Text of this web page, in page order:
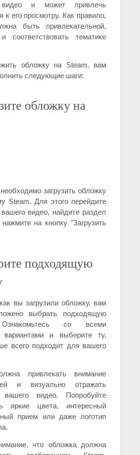
и может привлечь
к его просмотру. Как правило,
быть привлекательной,
соответствовать тематике
обложку на Steam, вам
следующие шаги:
обложку на
загрузить обложку
Steam. Для этого перейдите
видео, найдите раздел
на кнопку "Загрузить
подходящую
вы загрузили обложку, вам
выбрать подходящую
Ознакомьтесь со всеми
вариантами и выберите ту,
всего подходит для вашего
привлекать внимание
и визуально отражать
вашего видео. Попробуйте
яркие цвета, интересный
прием или даже логотип
что обложка должна